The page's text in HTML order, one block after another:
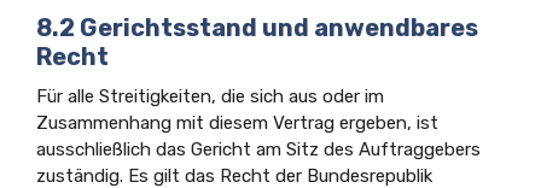
8.2 Gerichtsstand und anwendbares
Recht
Für alle Streitigkeiten, die sich aus oder im
Zusammenhang mit diesem Vertrag ergeben, ist
ausschließlich das Gericht am Sitz des Auftraggebers
zuständig. Es gilt das Recht der Bundesrepublik